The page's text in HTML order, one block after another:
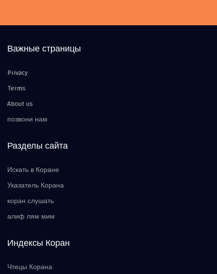
Важные страницы
Privacy
Terms
About us
позвони нам
Разделы сайта
Искать в Коране
Указатель Корана
коран слушать
алиф лям мим
Индексы Коран
Чтецы Корана